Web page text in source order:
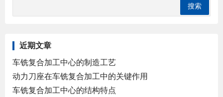
近期文章
车铣复合加工中心的制造工艺
动力刀座在车铣复合加工中的关键作用
车铣复合加工中心的结构特点